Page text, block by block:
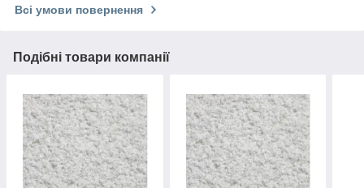
Всі умови повернення
Подібні товари компанії